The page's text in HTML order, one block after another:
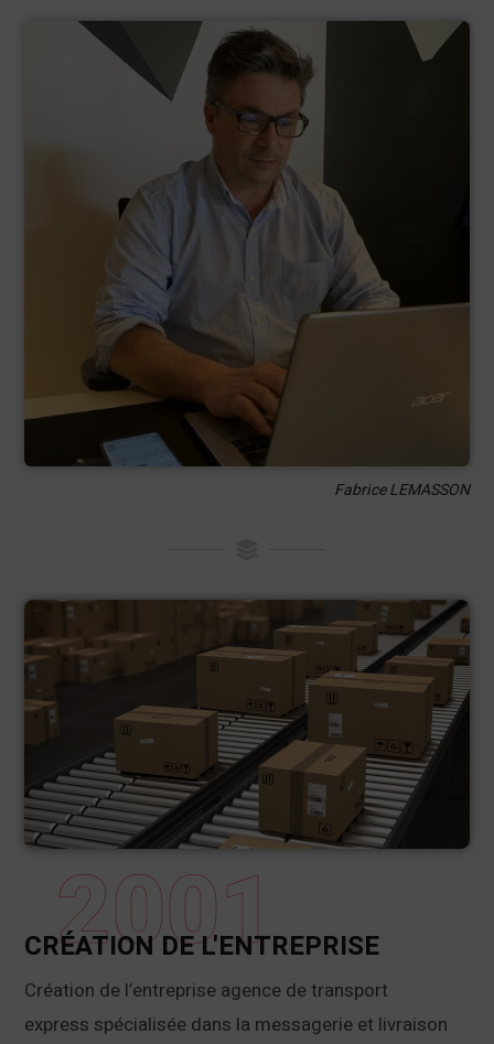
Fabrice LEMASSON
2001
CRÉATION DE L'ENTREPRISE
Création de l’entreprise agence de transport
express spécialisée dans la messagerie et livraison